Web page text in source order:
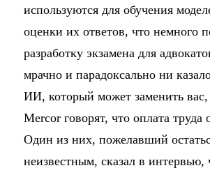
используются для обучения
оценки их ответов, что немного
разработку экзамена для
мрачно и парадоксально ни
ИИ, который может заменить вас,
Mercor говорят, что оплата труда
Один из них, пожелавший
неизвестным, сказал в интервью,